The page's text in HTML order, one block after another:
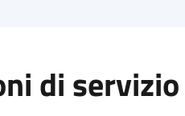
di servizio